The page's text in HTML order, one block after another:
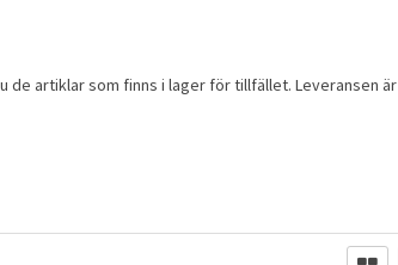
de artiklar som finns i lager för tillfället. Leveransen är